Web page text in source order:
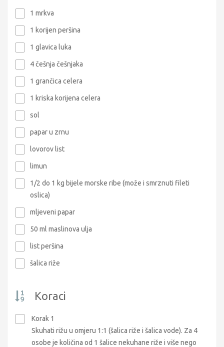
1 mrkva
1 korijen peršina
1 glavica luka
4 češnja češnjaka
1 grančica celera
1 kriska korijena celera
sol
papar u zrnu
lovorov list
limun
1/2 do 1 kg bijele morske ribe (može i smrznuti fileti
oslica)
mljeveni papar
50 ml maslinova ulja
list peršina
šalica riže
Koraci
Korak 1
Skuhati rižu u omjeru 1:1 (šalica riže i šalica vode). Za 4
osobe je količina od 1 šalice nekuhane riže i više nego